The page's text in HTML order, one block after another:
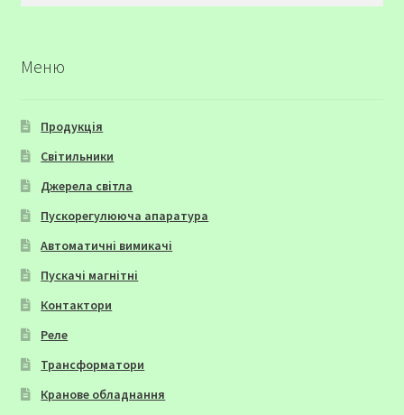
Меню
Продукція
Світильники
Джерела світла
Пускорегулююча апаратура
Автоматичні вимикачі
Пускачі магнітні
Контактори
Реле
Трансформатори
Кранове обладнання